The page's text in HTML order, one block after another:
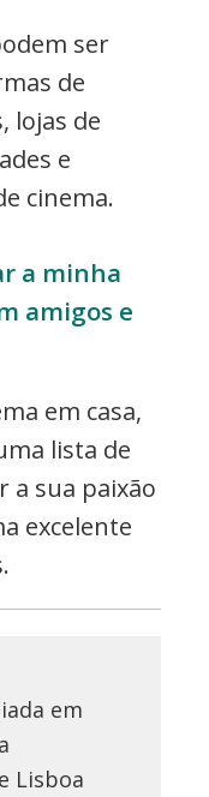
ser
de
lojas de
e
cinema.
a minha
amigos e
em casa,
lista de
a sua paixão
excelente
em
Lisboa